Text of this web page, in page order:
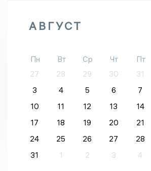
АВГУСТ
Пн Вт Ср Чт Пт
27
28 29 30 31
3
4 5 6 7
10
11 12 13 14
17
18 19 20 21
24
25 26 27 28
31
1 2 3 4